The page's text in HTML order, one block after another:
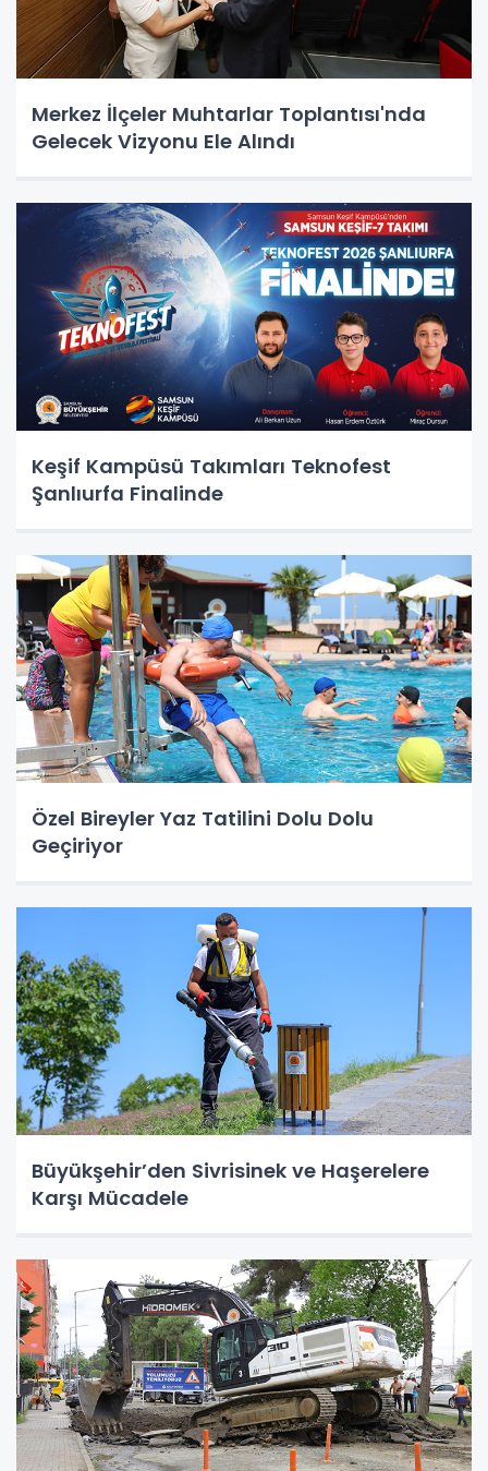
Merkez İlçeler Muhtarlar Toplantısı'nda
Gelecek Vizyonu Ele Alındı
Keşif Kampüsü Takımları Teknofest
Şanlıurfa Finalinde
Özel Bireyler Yaz Tatilini Dolu Dolu
Geçiriyor
Büyükşehir’den Sivrisinek ve Haşerelere
Karşı Mücadele